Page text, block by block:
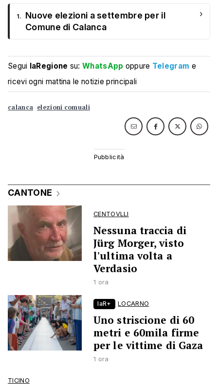
1.
Nuove elezioni a settembre per il
Comune di Calanca
›
Segui laRegione su:WhatsApp oppure Telegram e
ricevi ogni mattina le notizie principali
calanca elezioni comuali
CANTONE
CENTOVLLI
Nessuna traccia di
Jürg Morger, visto
l'ultima volta a
Verdasio
1 ora
laR+ LOCARNO
Uno striscione di 60
metri e 60mila firme
per le vittime di Gaza
1 ora
TICINO